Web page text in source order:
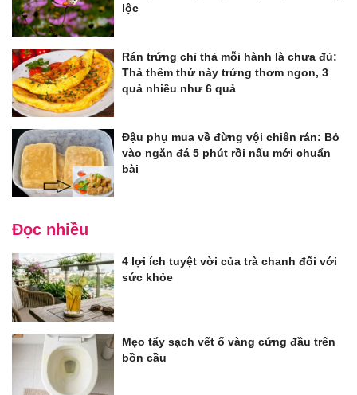
lộc
Rán trứng chỉ thả mỗi hành là chưa đủ:
Thả thêm thứ này trứng thơm ngon, 3
quả nhiều như 6 quả
Đậu phụ mua về đừng vội chiên rán: Bỏ
vào ngăn đá 5 phút rồi nấu mới chuẩn
bài
Đọc nhiều
4 lợi ích tuyệt vời của trà chanh đối với
sức khỏe
Mẹo tẩy sạch vết ố vàng cứng đầu trên
bồn cầu